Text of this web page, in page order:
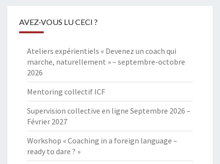
AVEZ-VOUS LU CECI ?
Ateliers expérientiels « Devenez un coach qui
marche, naturellement » – septembre-octobre
2026
Mentoring collectif ICF
Supervision collective en ligne Septembre 2026 –
Février 2027
Workshop « Coaching in a foreign language –
ready to dare ? »